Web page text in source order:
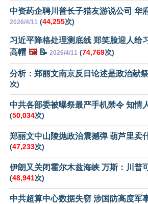
中资药企聘川普长子猎友游说公司 华
2026/4/11 (44,255次)
习近平降格处理测底线 郑笑脸迎人给
高帽 🖼️📝 2026/4/11 (74,769次)
分析：郑丽文南京反日论述是政治献
次)
中共各部委被曝祭最严手机禁令 知情
(50,034次)
郑丽文中山陵抛政治震撼弹 葫芦里卖
(47,233次)
伊朗又关闭霍尔木兹海峡 万斯：川普
(48,941次)
中共超算中心数据失窃 涉国防高度军